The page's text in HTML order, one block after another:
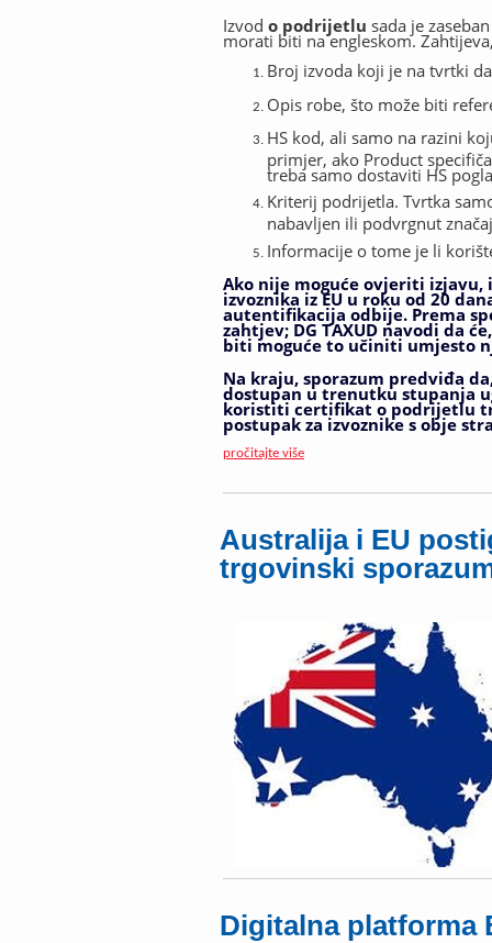
Izvod o podrijetlu sada je
morati biti na engleskom.
Broj izvoda koji je na tvrtki
Opis robe, što može biti
HS kod, ali samo na razini
primjer, ako Product
treba samo dostaviti HS
Kriterij podrijetla. Tvrtka
nabavljen ili podvrgnut
Informacije o tome je li
Ako nije moguće ovjeriti
izvoznika iz EU u roku od 20
autentifikacija odbije. Prema
zahtjev; DG TAXUD navodi da
biti moguće to učiniti umjesto
Na kraju, sporazum predviđa
dostupan u trenutku stupanja
koristiti certifikat o podrijetlu
postupak za izvoznike s obje
pročitajte više
Australija i EU
trgovinski
Digitalna platforma